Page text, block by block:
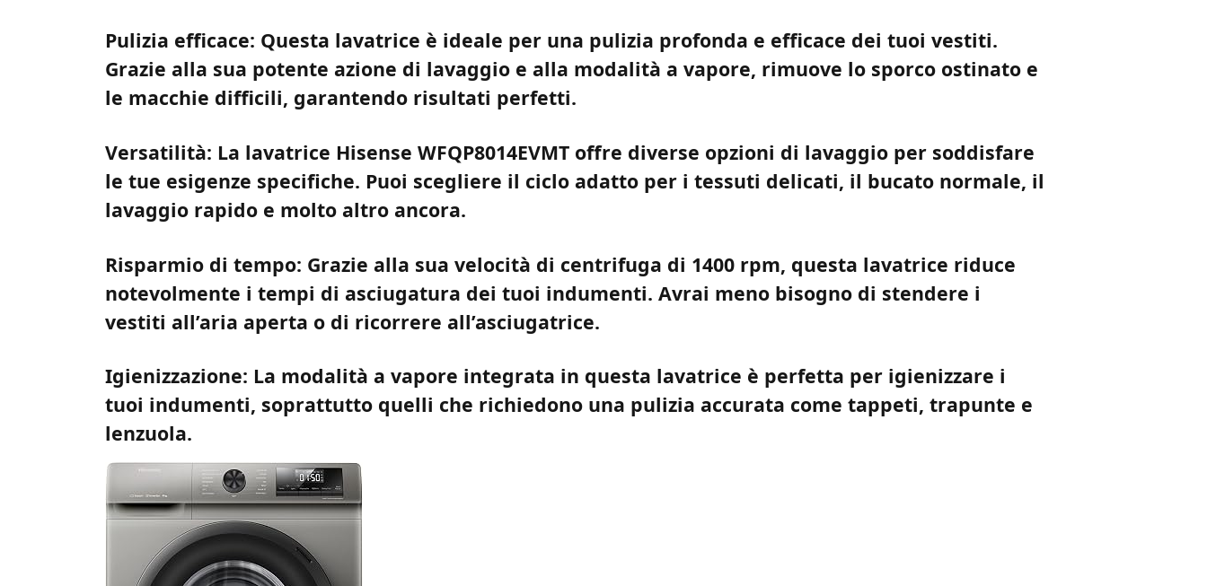
Pulizia efficace: Questa lavatrice è ideale per una pulizia profonda e efficace dei tuoi vestiti.
Grazie alla sua potente azione di lavaggio e alla modalità a vapore, rimuove lo sporco ostinato e
le macchie difficili, garantendo risultati perfetti.
Versatilità: La lavatrice Hisense WFQP8014EVMT offre diverse opzioni di lavaggio per soddisfare
le tue esigenze specifiche. Puoi scegliere il ciclo adatto per i tessuti delicati, il bucato normale, il
lavaggio rapido e molto altro ancora.
Risparmio di tempo: Grazie alla sua velocità di centrifuga di 1400 rpm, questa lavatrice riduce
notevolmente i tempi di asciugatura dei tuoi indumenti. Avrai meno bisogno di stendere i
vestiti all’aria aperta o di ricorrere all’asciugatrice.
Igienizzazione: La modalità a vapore integrata in questa lavatrice è perfetta per igienizzare i
tuoi indumenti, soprattutto quelli che richiedono una pulizia accurata come tappeti, trapunte e
lenzuola.